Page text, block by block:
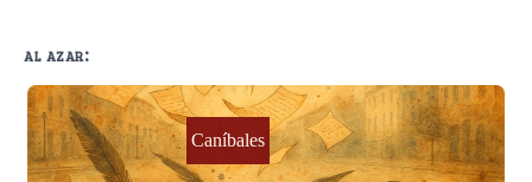
al azar:
Caníbales